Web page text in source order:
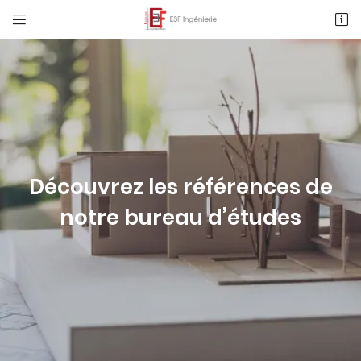
 
1 Rue des Métiers, Le Clos de l'Ormeau
86130 Saint-Georges-Lès-Baillargeaux
05 49 62 02 02
Rafraîchir le captcha
Découvrez les références de
notre bureau d’études